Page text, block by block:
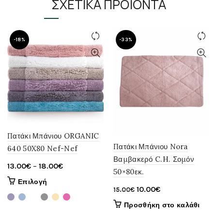
παραλλαγές.
να
επιλεγούν
στη
σελίδα
του
προϊόντος
ΣΧΕΤΙΚΆ ΠΡΟΪΌΝΤΑ
-18%
Πατάκι Μπάνιου ORGANIC
640 50X80 Nef-Nef
13.00€ – 18.00€Price
through
Επιλογή
το
προϊόν
-33%
Πατάκι Μπάνιου Nora
Βαμβακερό C.H. Σομόν
50×80εκ.
15.00€ Original
price
10.00€Η
τρέχουσα
Προσθήκη στο καλάθι